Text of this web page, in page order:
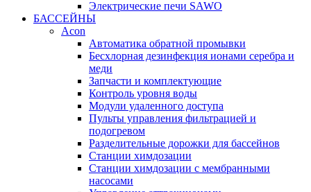
Электрические печи SAWO
БАССЕЙНЫ
Acon
Автоматика обратной промывки
Беcхлорная дезинфекция ионами серебра и
меди
Запчасти и комплектующие
Контроль уровня воды
Модули удаленного доступа
Пульты управления фильтрацией и
подогревом
Разделительные дорожки для бассейнов
Станции химдозации
Станции химдозации с мембранными
насосами